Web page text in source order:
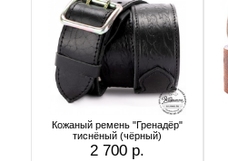
Кожаный ремень "Гренадёр"
тиснёный (чёрный)
2 700 р.